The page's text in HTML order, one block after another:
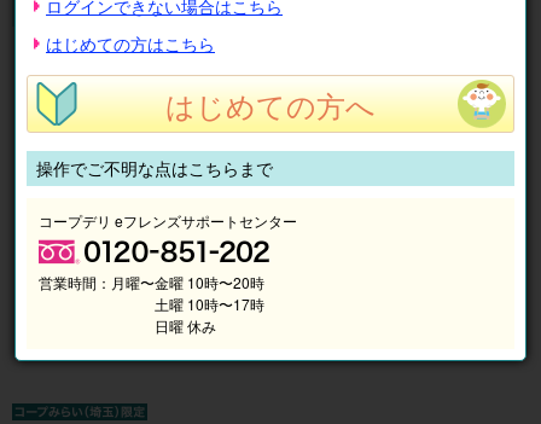
となります。
ログインできない場合はこちら
はじめての方はこちら
はじめての方へ
操作でご不明な点はこちらまで
コープデリ eフレンズサポートセンター
営業時間： 月曜〜金曜 10時〜20時
土曜 10時〜17時
日曜 休み